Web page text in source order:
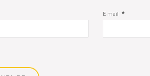
E-mail *